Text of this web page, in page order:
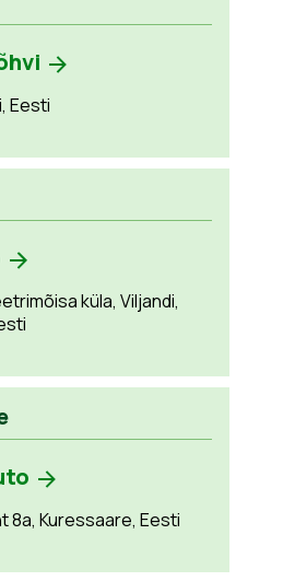
Eesti
küla, Viljandi,
8a, Kuressaare, Eesti